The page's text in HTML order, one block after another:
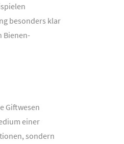
besonders klar
Bienen-
Giftwesen
einer
sondern